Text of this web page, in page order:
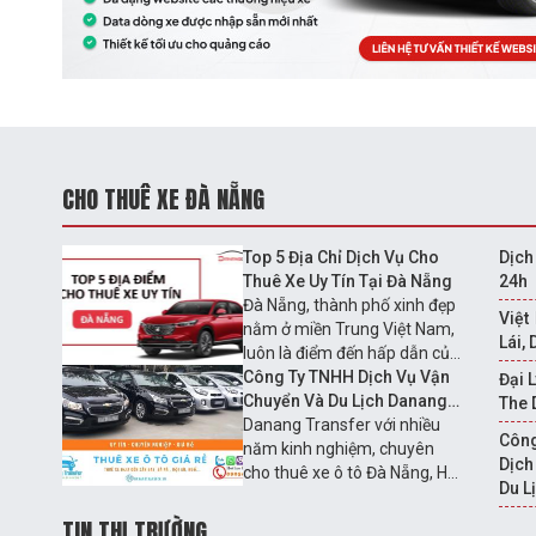
CHO THUÊ XE ĐÀ NẴNG
Top 5 Địa Chỉ Dịch Vụ Cho
Thuê Xe Uy Tín Tại Đà Nẵng
Đà Nẵng, thành phố xinh đẹp
nằm ở miền Trung Việt Nam,
luôn là điểm đến hấp dẫn của
du khách trong và ngoài
nước. Để phục vụ nhu cầu di
chuyển của du khách, nhiều
công ty cho thuê xe du lịch đã
ra đời và phát triển mạnh mẽ.
Công Ty TNHH Dịch Vụ Vận
Chuyển Và Du Lịch Danang
Transfer
Danang Transfer với nhiều
năm kinh nghiệm, chuyên
cho thuê xe ô tô Đà Nẵng, Hội
24h
Việt
Lái,
Đại
The
Du